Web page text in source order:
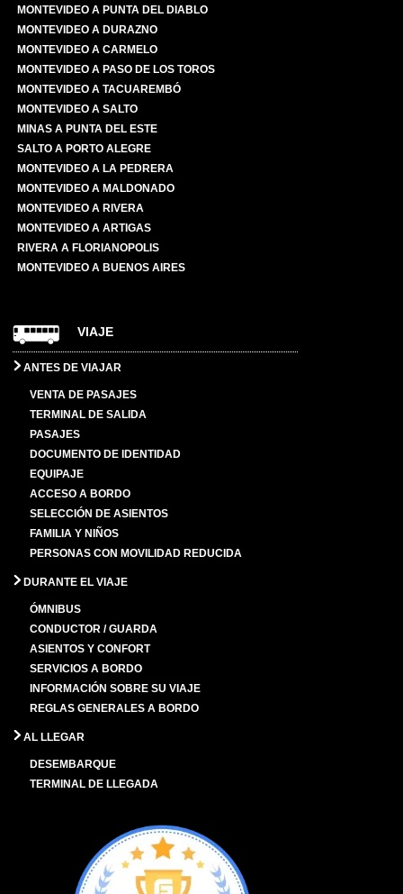
MONTEVIDEO A PUNTA DEL DIABLO
MONTEVIDEO A DURAZNO
MONTEVIDEO A CARMELO
MONTEVIDEO A PASO DE LOS TOROS
MONTEVIDEO A TACUAREMBÓ
MONTEVIDEO A SALTO
MINAS A PUNTA DEL ESTE
SALTO A PORTO ALEGRE
MONTEVIDEO A LA PEDRERA
MONTEVIDEO A MALDONADO
MONTEVIDEO A RIVERA
MONTEVIDEO A ARTIGAS
RIVERA A FLORIANOPOLIS
MONTEVIDEO A BUENOS AIRES
VIAJE
ANTES DE VIAJAR
VENTA DE PASAJES
TERMINAL DE SALIDA
PASAJES
DOCUMENTO DE IDENTIDAD
EQUIPAJE
ACCESO A BORDO
SELECCIÓN DE ASIENTOS
FAMILIA Y NIÑOS
PERSONAS CON MOVILIDAD REDUCIDA
DURANTE EL VIAJE
ÓMNIBUS
CONDUCTOR / GUARDA
ASIENTOS Y CONFORT
SERVICIOS A BORDO
INFORMACIÓN SOBRE SU VIAJE
REGLAS GENERALES A BORDO
AL LLEGAR
DESEMBARQUE
TERMINAL DE LLEGADA